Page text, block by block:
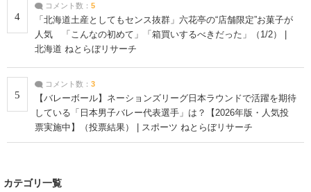
4
コメント数： 5
「北海道土産としてもセンス抜群」六花亭の“店舗限定”お菓子が
人気 「こんなの初めて」「箱買いするべきだった」（1/2） |
北海道 ねとらぼリサーチ
5
コメント数： 3
【バレーボール】ネーションズリーグ日本ラウンドで活躍を期待
している「日本男子バレー代表選手」は？【2026年版・人気投
票実施中】（投票結果） | スポーツ ねとらぼリサーチ
カテゴリ一覧